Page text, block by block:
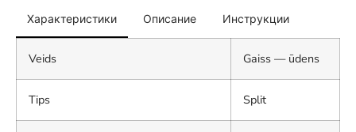
Характеристики Описание Инструкции
Veids Gaiss — ūdens
Tips Split